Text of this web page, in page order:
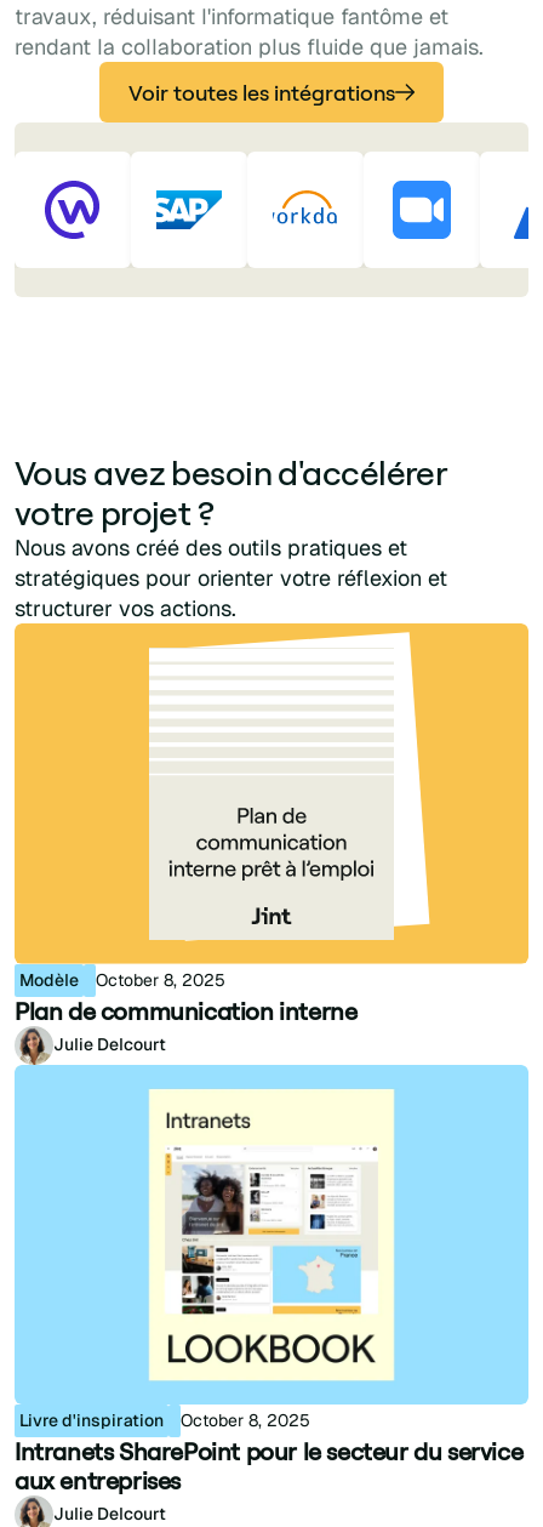
travaux, réduisant l'informatique fantôme et
rendant la collaboration plus fluide que jamais.
Voir toutes les intégrations
Vous avez besoin d'accélérer
votre projet ?
Nous avons créé des outils pratiques et
stratégiques pour orienter votre réflexion et
structurer vos actions.
Modèle October 8, 2025
Plan de communication interne
Julie Delcourt
Livre d'inspiration October 8, 2025
Intranets SharePoint pour le secteur du service
aux entreprises
Julie Delcourt